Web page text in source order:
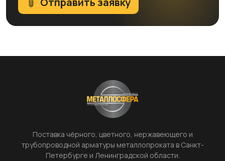
Поставка чёрного, цветного, нержавеющего и
трубопроводной арматуры металлопроката в Санкт-
Петербурге и Ленинградской области.